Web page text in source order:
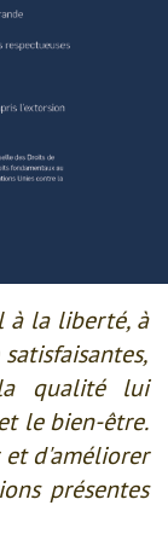
à la liberté, à
qualité lui
le bien-être.
d'améliorer
présentes